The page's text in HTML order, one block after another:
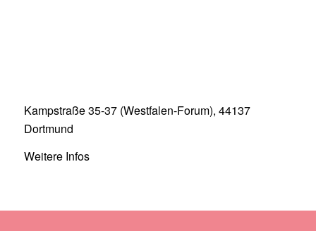
Kampstraße 35-37 (Westfalen-Forum), 44137
Dortmund
Weitere Infos